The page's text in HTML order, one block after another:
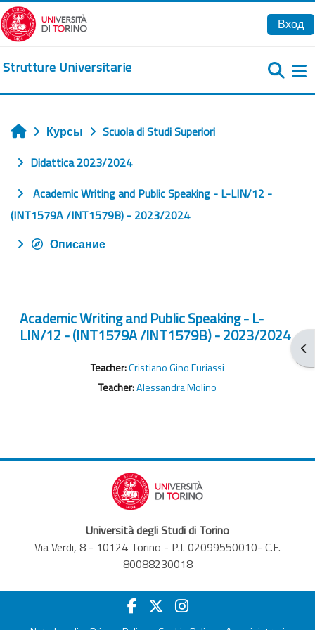
Перейти к основному содержанию
Вход
Strutture Universitarie
Главная
Курсы
Scuola di Studi Superiori
Didattica 2023/2024
Academic Writing and Public Speaking - L-LIN/12 -
(INT1579A /INT1579B) - 2023/2024
Описание
Academic Writing and Public Speaking - L-
LIN/12 - (INT1579A /INT1579B) - 2023/2024
Teacher:Cristiano Gino Furiassi
Teacher:Alessandra Molino
Università degli Studi di Torino
Via Verdi, 8 - 10124 Torino - P.I. 02099550010- C.F.
80088230018